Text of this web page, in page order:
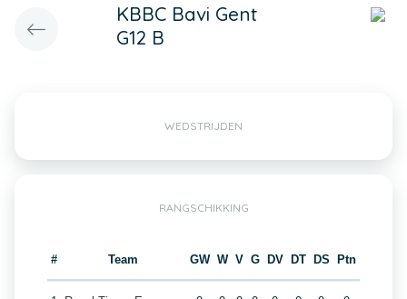
KBBC Bavi Gent
G12 B
WEDSTRIJDEN
RANGSCHIKKING
# Team GW W V G DV DT DS Ptn